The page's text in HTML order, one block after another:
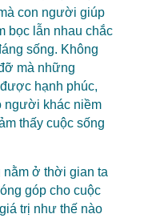
con người giúp
bọc lẫn nhau chắc
sống. Không
mà những
hạnh phúc,
người khác niềm
thấy cuộc sống
nằm ở thời gian ta
góp cho cuộc
trị như thế nào